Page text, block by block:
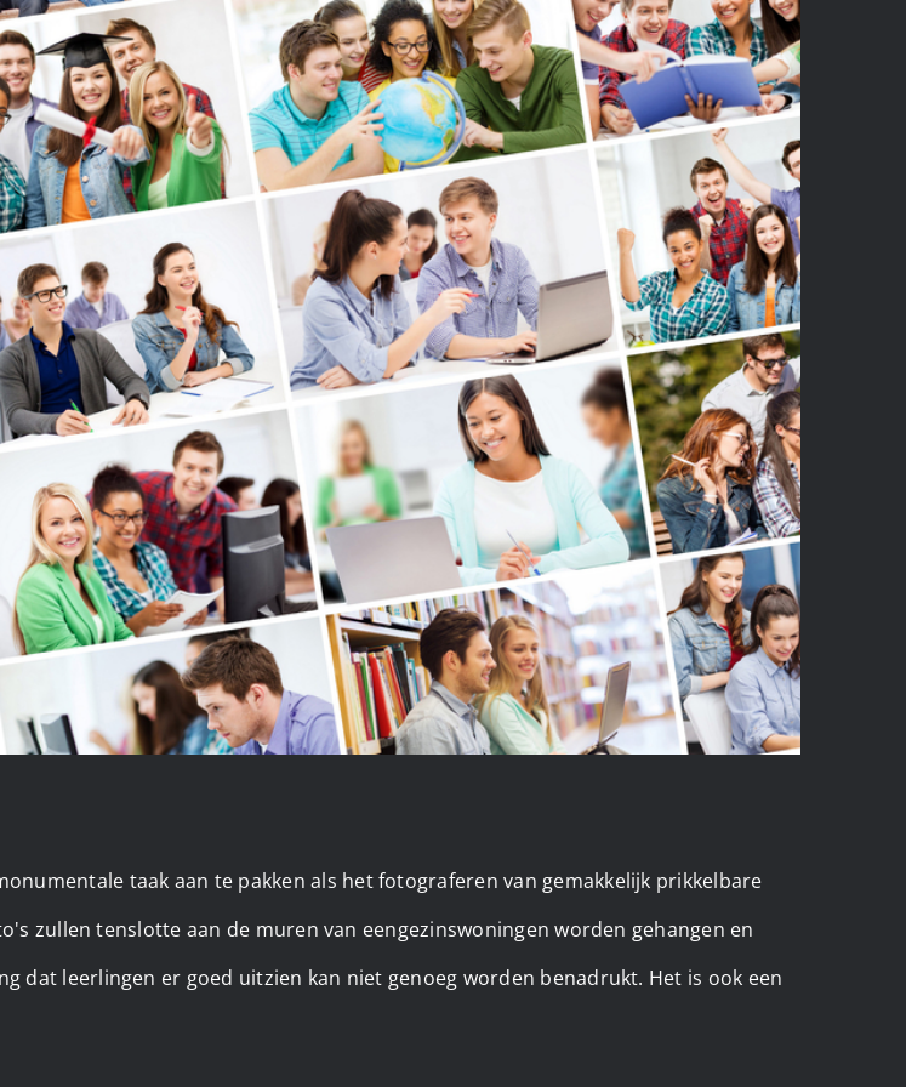
taak aan te pakken als het fotograferen van gemakkelijk prikkelbare
zullen tenslotte aan de muren van eengezinswoningen worden gehangen en
dat leerlingen er goed uitzien kan niet genoeg worden benadrukt. Het is ook een